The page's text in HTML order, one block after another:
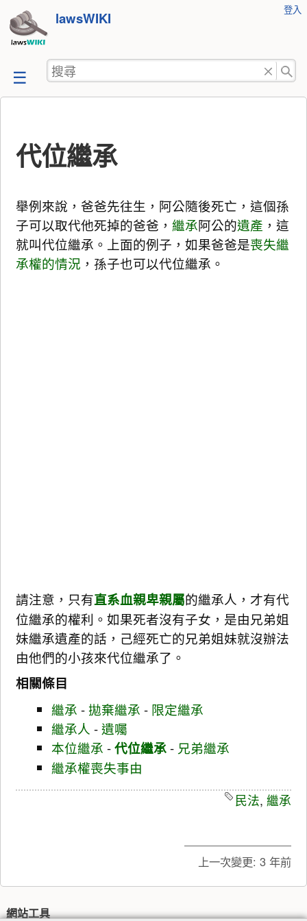
跳
至
容
lawsWIKI
工
登入
搜
尋
代位繼承
舉例來說，爸爸先往生，阿公隨後死亡，這個孫
子可以取代他死掉的爸爸，繼承阿公的遺產 ，這
就叫代位繼承。上面的例子，如果爸爸是喪失繼
承權的情況 ，孫子也可以代位繼承。
請注意，只有直系血親卑親屬的繼承人，才有代
位繼承的權利。如果死者沒有子女，是由兄弟姐
妹繼承遺產的話，己經死亡的兄弟姐妹就沒辦法
由他們的小孩來代位繼承了。
相關條目
繼承 -拋棄繼承 - 限定繼承
繼承人 -遺囑
本位繼承 -代位繼承- 兄弟繼承
繼承權喪失事由
民法, 繼承
上一次變更: 3 年前
網站工具